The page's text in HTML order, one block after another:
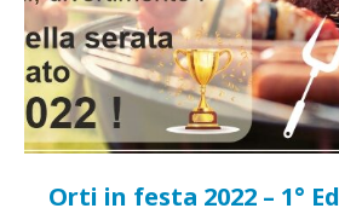
Orti in festa 2022 – 1°